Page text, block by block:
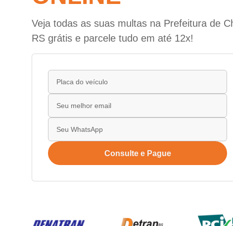
Veja todas as suas multas na Prefeitura de
RS grátis e parcele tudo em até 12x!
Consulte e Pague